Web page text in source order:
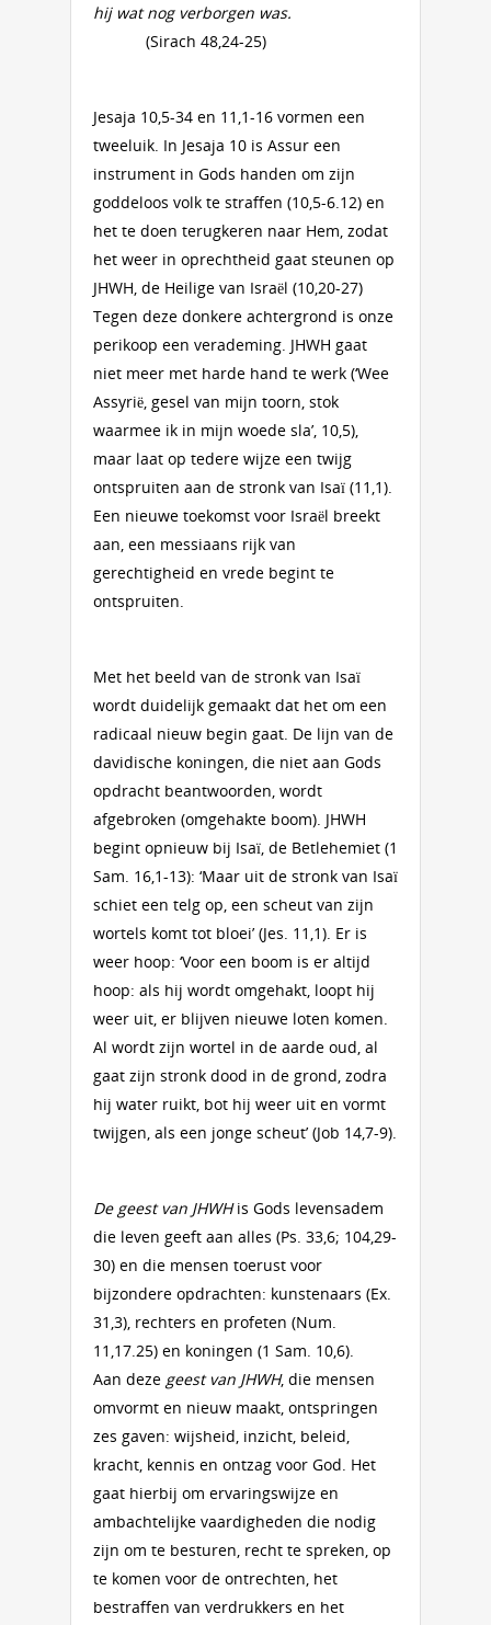
hij wat nog verborgen was.
(Sirach 48,24-25)
Jesaja 10,5-34 en 11,1-16 vormen een
tweeluik. In Jesaja 10 is Assur een
instrument in Gods handen om zijn
goddeloos volk te straffen (10,5-6.12) en
het te doen terugkeren naar Hem, zodat
het weer in oprechtheid gaat steunen op
JHWH, de Heilige van Israël (10,20-27)
Tegen deze donkere achtergrond is onze
perikoop een verademing. JHWH gaat
niet meer met harde hand te werk (‘Wee
Assyrië, gesel van mijn toorn, stok
waarmee ik in mijn woede sla’, 10,5),
maar laat op tedere wijze een twijg
ontspruiten aan de stronk van Isaï (11,1).
Een nieuwe toekomst voor Israël breekt
aan, een messiaans rijk van
gerechtigheid en vrede begint te
ontspruiten.
Met het beeld van de stronk van Isaï
wordt duidelijk gemaakt dat het om een
radicaal nieuw begin gaat. De lijn van de
davidische koningen, die niet aan Gods
opdracht beantwoorden, wordt
afgebroken (omgehakte boom). JHWH
begint opnieuw bij Isaï, de Betlehemiet (1
Sam. 16,1-13): ‘Maar uit de stronk van Isaï
schiet een telg op, een scheut van zijn
wortels komt tot bloei’ (Jes. 11,1). Er is
weer hoop: ‘Voor een boom is er altijd
hoop: als hij wordt omgehakt, loopt hij
weer uit, er blijven nieuwe loten komen.
Al wordt zijn wortel in de aarde oud, al
gaat zijn stronk dood in de grond, zodra
hij water ruikt, bot hij weer uit en vormt
twijgen, als een jonge scheut’ (Job 14,7-9).
De geest van JHWHis Gods levensadem
die leven geeft aan alles (Ps. 33,6; 104,29-
30) en die mensen toerust voor
bijzondere opdrachten: kunstenaars (Ex.
31,3), rechters en profeten (Num.
11,17.25) en koningen (1 Sam. 10,6).
Aan deze geest van JHWH, die mensen
omvormt en nieuw maakt, ontspringen
zes gaven: wijsheid, inzicht, beleid,
kracht, kennis en ontzag voor God. Het
gaat hierbij om ervaringswijze en
ambachtelijke vaardigheden die nodig
zijn om te besturen, recht te spreken, op
te komen voor de ontrechten, het
bestraffen van verdrukkers en het